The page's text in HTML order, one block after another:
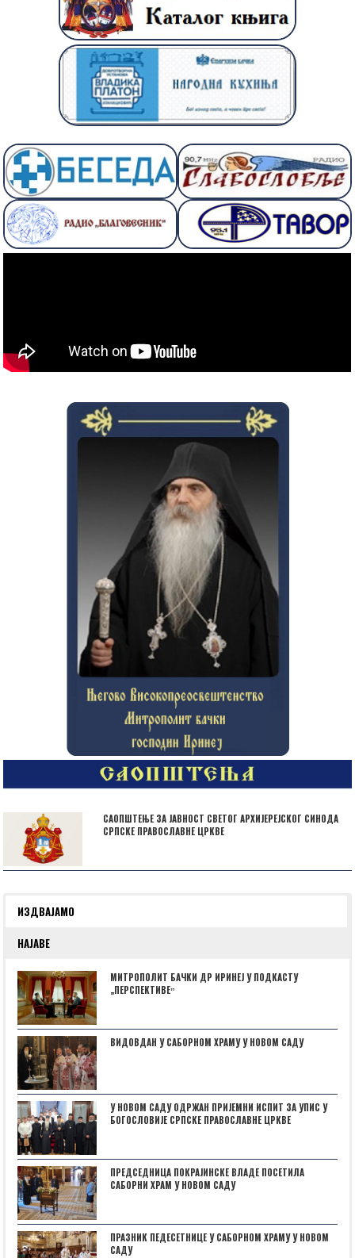
САОПШТЕЊЕ ЗА ЈАВНОСТ СВЕТОГ АРХИЈЕРЕЈСКОГ СИНОДА
СРПСКЕ ПРАВОСЛАВНЕ ЦРКВЕ
ИЗДВАЈАМО
НАЈАВЕ
МИТРОПОЛИТ БАЧКИ ДР ИРИНЕЈ У ПОДКАСТУ
„ПЕРСПЕКТИВЕˮ
ВИДОВДАН У САБОРНОМ ХРАМУ У НОВОМ САДУ
У НОВОМ САДУ ОДРЖАН ПРИЈЕМНИ ИСПИТ ЗА УПИС У
БОГОСЛОВИЈЕ СРПСКЕ ПРАВОСЛАВНЕ ЦРКВЕ
ПРЕДСЕДНИЦА ПОКРАЈИНСКЕ ВЛАДЕ ПОСЕТИЛА
САБОРНИ ХРАМ У НОВОМ САДУ
ПРАЗНИК ПЕДЕСЕТНИЦЕ У САБОРНОМ ХРАМУ У НОВОМ
САДУ